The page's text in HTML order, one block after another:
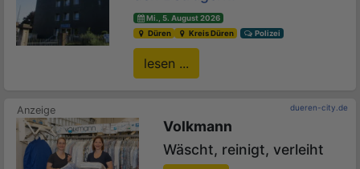
Mi., 5. August 2026
Düren
Kreis Düren Polizei
lesen ...
dueren-city.de
Volkmann
Wäscht, reinigt, verleiht